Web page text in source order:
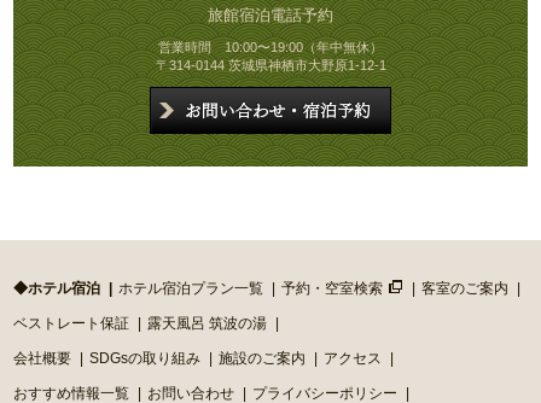
旅館宿泊電話予約
営業時間 10:00〜19:00（年中無休）
〒314-0144 茨城県神栖市大野原1-12-1
◆ホテル宿泊 ホテル宿泊プラン一覧 予約・空室検索 客室のご案内
ベストレート保証 露天風呂 筑波の湯
会社概要 SDGsの取り組み 施設のご案内 アクセス
おすすめ情報一覧 お問い合わせ プライバシーポリシー